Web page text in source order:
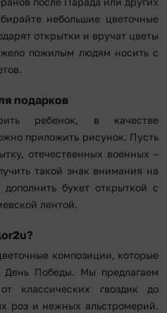
небольшие цветочные
открытки и вручат цветы
пожилым людям носить с
подарков
ребенок, в качестве
приложить рисунок. Пусть
отечественных военных –
такой знак внимания на
букет открыткой с
лентой.
композиции, которые
День Победы. Мы предлагаем
классических гвоздик до
роз и нежных альстромерий.